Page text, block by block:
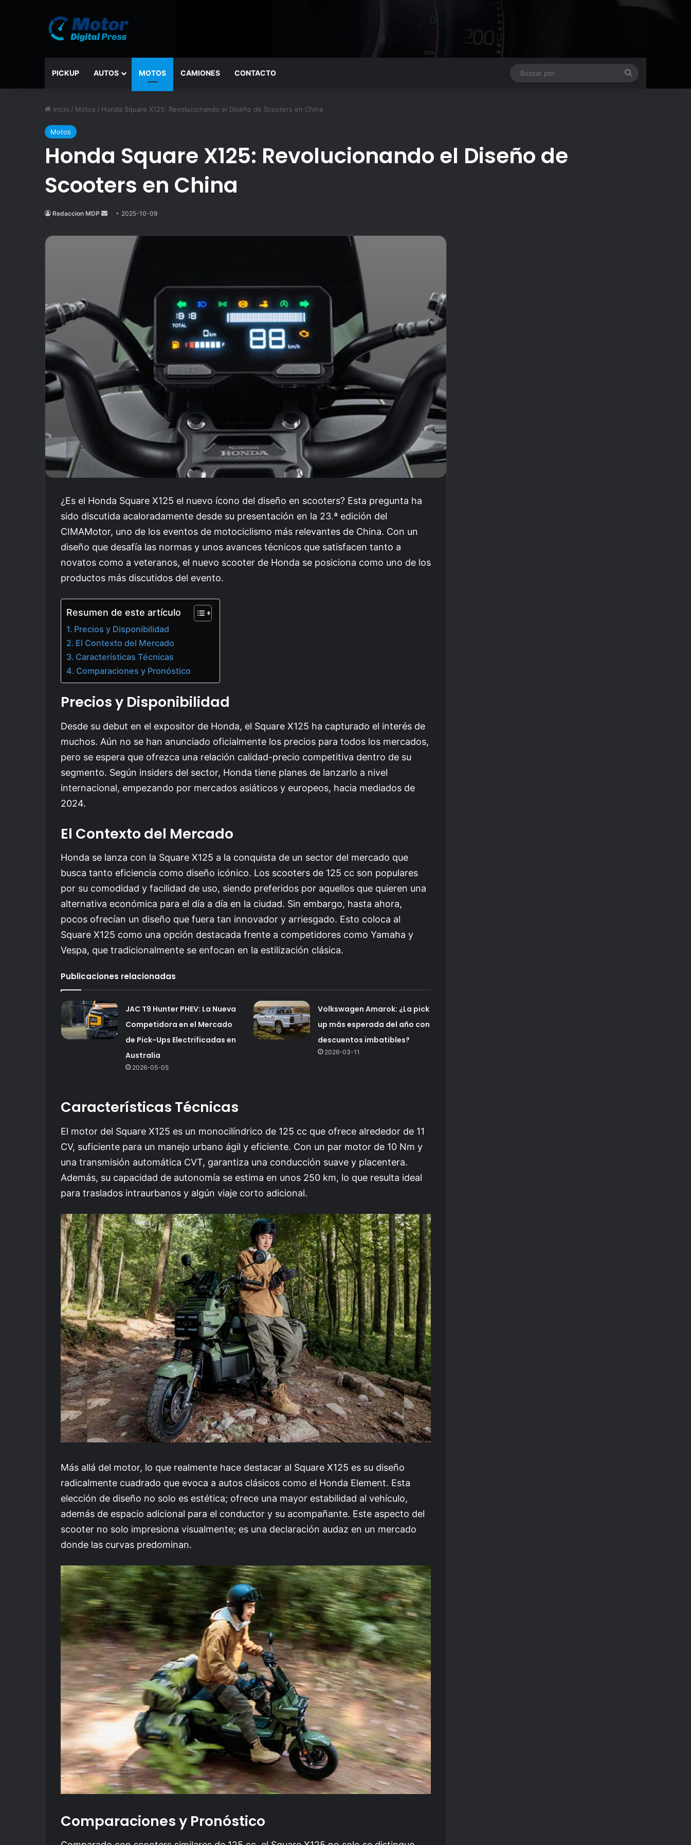
PICKUP AUTOS MOTOS CAMIONES CONTACTO
Inicio / Motos / Honda Square X125: Revolucionando el Diseño de Scooters en China
Motos
Honda Square X125: Revolucionando el Diseño de
Scooters en China
Redaccion MDP
Send
email
2025-10-09
¿Es el Honda Square X125 el nuevo ícono del diseño en scooters? Esta pregunta ha
sido discutida acaloradamente desde su presentación en la 23.ª edición del
CIMAMotor, uno de los eventos de motociclismo más relevantes de China. Con un
diseño que desafía las normas y unos avances técnicos que satisfacen tanto a
novatos como a veteranos, el nuevo scooter de Honda se posiciona como uno de los
productos más discutidos del evento.
Resumen de este artículo
Precios y Disponibilidad
El Contexto del Mercado
Características Técnicas
Comparaciones y Pronóstico
Precios y Disponibilidad
Desde su debut en el expositor de Honda, el Square X125 ha capturado el interés de
muchos. Aún no se han anunciado oficialmente los precios para todos los mercados,
pero se espera que ofrezca una relación calidad-precio competitiva dentro de su
segmento. Según insiders del sector, Honda tiene planes de lanzarlo a nivel
internacional, empezando por mercados asiáticos y europeos, hacia mediados de
2024.
El Contexto del Mercado
Honda se lanza con la Square X125 a la conquista de un sector del mercado que
busca tanto eficiencia como diseño icónico. Los scooters de 125 cc son populares
por su comodidad y facilidad de uso, siendo preferidos por aquellos que quieren una
alternativa económica para el día a día en la ciudad. Sin embargo, hasta ahora,
pocos ofrecían un diseño que fuera tan innovador y arriesgado. Esto coloca al
Square X125 como una opción destacada frente a competidores como Yamaha y
Vespa, que tradicionalmente se enfocan en la estilización clásica.
Publicaciones relacionadas
JAC T9 Hunter PHEV: La Nueva
Competidora en el Mercado
de Pick-Ups Electrificadas en
Australia
2026-05-05
Volkswagen Amarok: ¿La pick
up más esperada del año con
descuentos imbatibles?
2026-03-11
Características Técnicas
El motor del Square X125 es un monocilíndrico de 125 cc que ofrece alrededor de 11
CV, suficiente para un manejo urbano ágil y eficiente. Con un par motor de 10 Nm y
una transmisión automática CVT, garantiza una conducción suave y placentera.
Además, su capacidad de autonomía se estima en unos 250 km, lo que resulta ideal
para traslados intraurbanos y algún viaje corto adicional.
Más allá del motor, lo que realmente hace destacar al Square X125 es su diseño
radicalmente cuadrado que evoca a autos clásicos como el Honda Element. Esta
elección de diseño no solo es estética; ofrece una mayor estabilidad al vehículo,
además de espacio adicional para el conductor y su acompañante. Este aspecto del
scooter no solo impresiona visualmente; es una declaración audaz en un mercado
donde las curvas predominan.
Comparaciones y Pronóstico